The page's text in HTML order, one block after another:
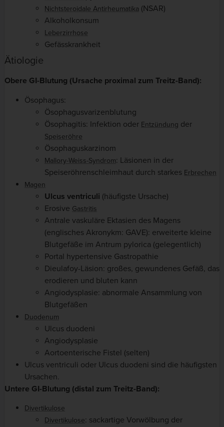
Nichtsteroidale Antirheumatika (NSAR)
Alkoholkonsum
Leberzirrhose
Gefässkrankheit
Ätiologie
Obere GI-Blutung (Ursache proximal zum Treitz-Band):
Ösophagus:
Ösophagusvarizenblutung
Ösophagitis: Infektion oder Entzündung der
Speiseröhre
Ösophaguskarzinom
Mallory-Weiss-Syndrom: Läsionen in der
Speiseröhrenschleimhaut durch starkes Erbrechen
Magen
Ulcus ventriculi (häufigste Ursache)
Erosive Gastritis
Antrale vaskuläre Ektasien des Magens
(englisches Akronykm: GAVE): erweiterte kleine
Blutgefäße im Antrum pylorica (gelegentlich)
Portal hypertensive Gastropathie
Dieulafoy-Läsion: großes, gewundenes Gefäß, das
erodieren und bluten kann
Angiodysplasie: abnormale Ansammlung von
Blutgefäßen
Duodenum
Ulcus duodeni
Angiodysplasie
Aortoenterische Fistel (selten)
Ulcus ventriculi oder Ulcus duodeni sind die häufigsten
Ursachen.
Untere GI-Blutung (distal zum Treitz-Band):
Divertikulose
Divertikulose: sackartige Vorwölbung der